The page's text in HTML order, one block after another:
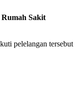
Sakit
pelelangan tersebut